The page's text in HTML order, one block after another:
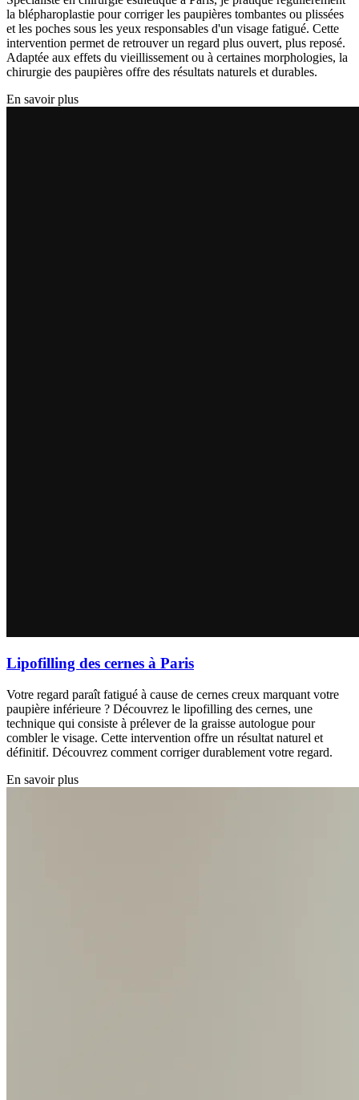
la blépharoplastie pour corriger les paupières tombantes ou plissées
et les poches sous les yeux responsables d'un visage fatigué. Cette
intervention permet de retrouver un regard plus ouvert, plus reposé.
Adaptée aux effets du vieillissement ou à certaines morphologies, la
chirurgie des paupières offre des résultats naturels et durables.
En savoir plus
Lipofilling des cernes à Paris
Votre regard paraît fatigué à cause de cernes creux marquant votre
paupière inférieure ? Découvrez le lipofilling des cernes, une
technique qui consiste à prélever de la graisse autologue pour
combler le visage. Cette intervention offre un résultat naturel et
définitif. Découvrez comment corriger durablement votre regard.
En savoir plus